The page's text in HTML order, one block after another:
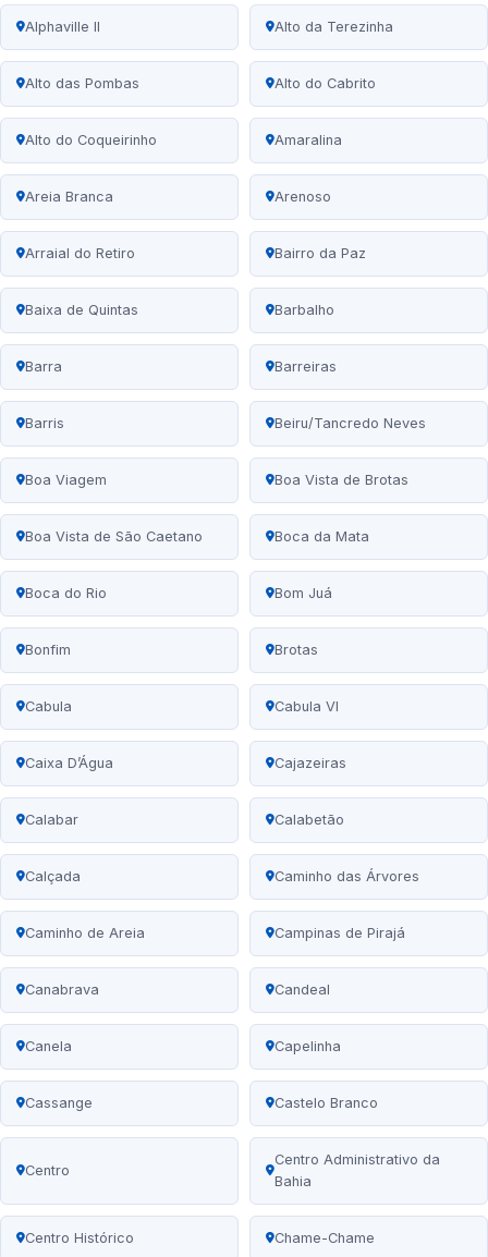
Alphaville II Alto da Terezinha
Alto das Pombas Alto do Cabrito
Alto do Coqueirinho Amaralina
Areia Branca Arenoso
Arraial do Retiro Bairro da Paz
Baixa de Quintas Barbalho
Barra Barreiras
Barris Beiru/Tancredo Neves
Boa Viagem Boa Vista de Brotas
Boa Vista de São Caetano Boca da Mata
Boca do Rio Bom Juá
Bonfim Brotas
Cabula Cabula VI
Caixa D’Água Cajazeiras
Calabar Calabetão
Calçada Caminho das Árvores
Caminho de Areia Campinas de Pirajá
Canabrava Candeal
Canela Capelinha
Cassange Castelo Branco
Centro
Centro Administrativo da
Bahia
Centro Histórico Chame-Chame